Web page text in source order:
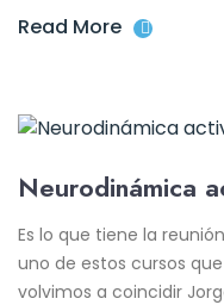
Read More
Neurodinámica
Es lo que tiene la
uno de estos cursos
volvimos a coincidir